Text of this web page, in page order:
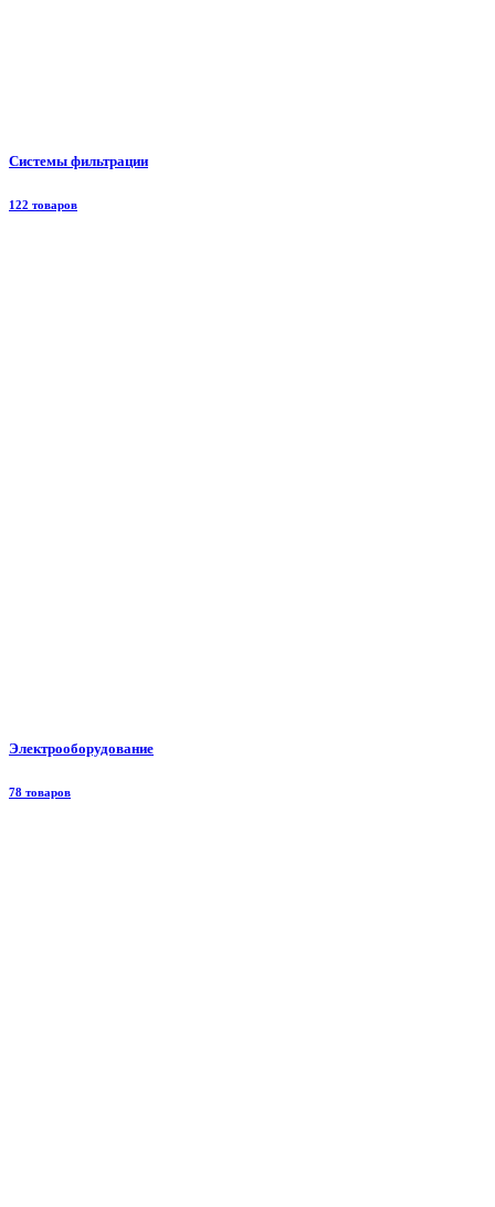
Системы фильтрации
122 товаров
Электрооборудование
78 товаров